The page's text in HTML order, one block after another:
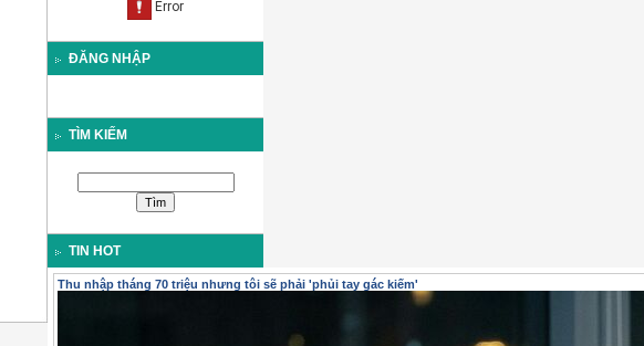
ĐĂNG NHẬP
TÌM KIẾM
TIN HOT
Thu nhập tháng 70 triệu nhưng tôi sẽ phải 'phủi tay gác kiếm'